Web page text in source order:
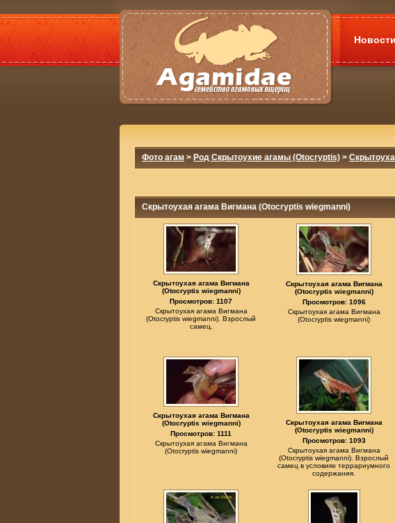
Новости
Фото агам > Род Скрытоухие агамы (Otocryptis) >
Скрытоухая агама Вигмана (Otocryptis wiegmanni)
Скрытоухая агама Вигмана
(Otocryptis wiegmanni)
Просмотров: 1107
Скрытоухая агама Вигмана
(Otocryptis wiegmanni). Взрослый
самец.
Скрытоухая агама Вигмана
(Otocryptis wiegmanni)
Просмотров: 1096
Скрытоухая агама Вигмана
(Otocryptis wiegmanni)
Скрытоухая агама Вигмана
(Otocryptis wiegmanni)
Просмотров: 1111
Скрытоухая агама Вигмана
(Otocryptis wiegmanni)
Скрытоухая агама Вигмана
(Otocryptis wiegmanni)
Просмотров: 1093
Скрытоухая агама Вигмана
(Otocryptis wiegmanni). Взрослый
самец в условиях террариумного
содержания.